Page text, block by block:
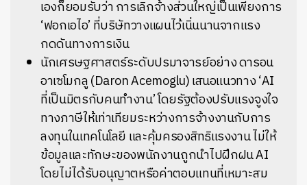
เองก็ยอมรับว่า การเลิกจ้างส่วนใหญ่เป็นเพียงการ
‘ฟอกเอไอ’ ที่บริษัทวางแผนไว้เนิ่นนานจากแรง
กดดันทางการเงิน
นักเศรษฐศาสตร์ระดับปรมาจารย์อย่าง ดารอน
อาเซโมกลู (Daron Acemoglu) เสนอแนวทาง ‘AI
ที่เป็นมิตรกับคนทำงาน’ โดยรัฐต้องปรับแรงจูงใจ
ทางภาษีให้เท่าเทียมระหว่างการจ้างงานกับการ
ลงทุนในเทคโนโลยี และคุ้มครองสิทธิแรงงาน ไม่ให้
ข้อมูลและทักษะของพนักงานถูกนำไปฝึกฝน AI
โดยไม่ได้รับอนุญาตหรือค่าตอบแทนที่เหมาะสม